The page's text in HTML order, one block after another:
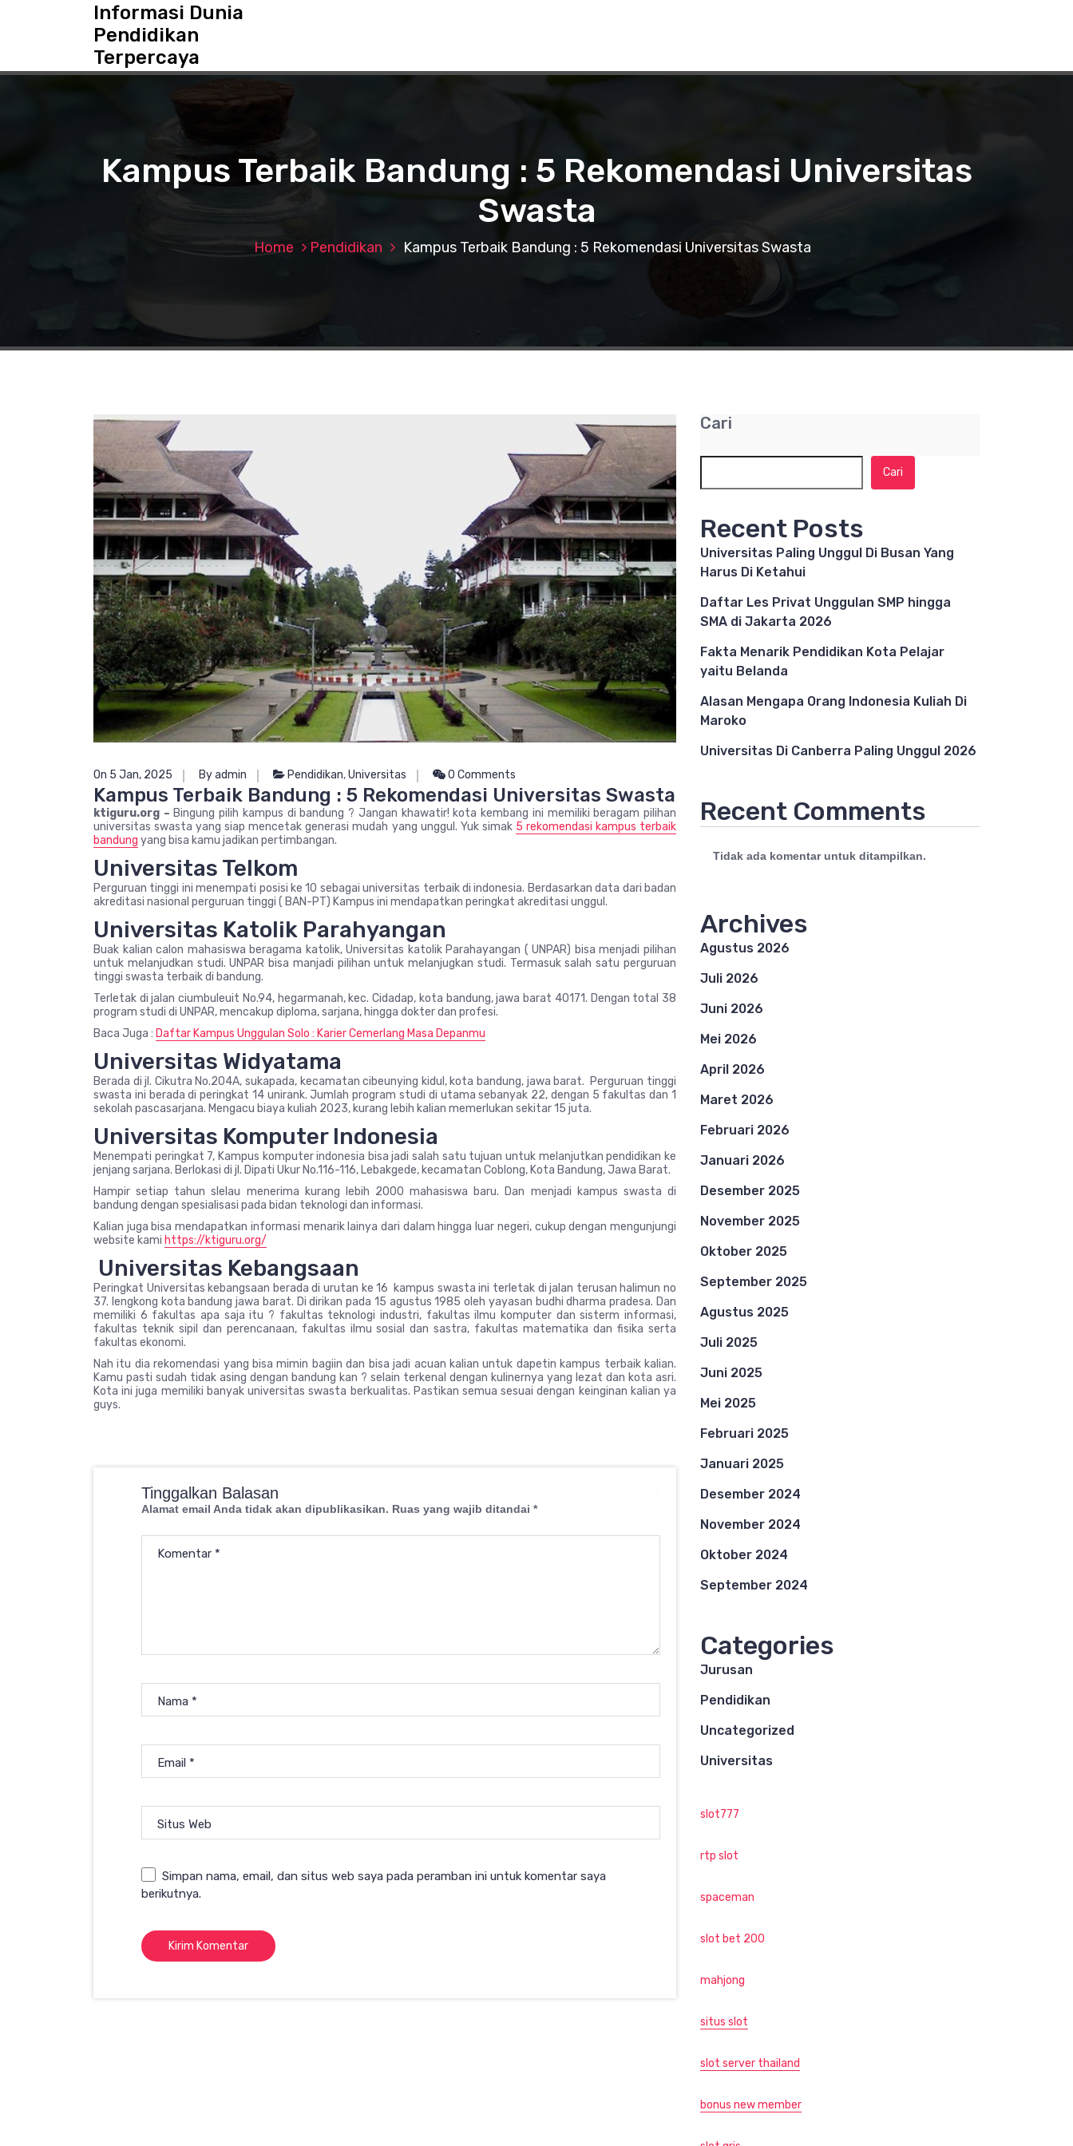
t
Informasi Dunia
Pendidikan
Terpercaya
Kampus Terbaik Bandung : 5 Rekomendasi Universitas
Swasta
Home Pendidikan Kampus Terbaik Bandung : 5 Rekomendasi Universitas Swasta
On 5 Jan, 2025 By admin Pendidikan,Universitas 0 Comments
Kampus Terbaik Bandung : 5 Rekomendasi Universitas Swasta
ktiguru.org – Bingung pilih kampus di bandung ? Jangan khawatir! kota kembang ini memiliki beragam pilihan
universitas swasta yang siap mencetak generasi mudah yang unggul. Yuk simak 5 rekomendasi kampus terbaik
bandung yang bisa kamu jadikan pertimbangan.
Universitas Telkom
Perguruan tinggi ini menempati posisi ke 10 sebagai universitas terbaik di indonesia. Berdasarkan data dari badan
akreditasi nasional perguruan tinggi ( BAN-PT) Kampus ini mendapatkan peringkat akreditasi unggul.
Universitas Katolik Parahyangan
Buak kalian calon mahasiswa beragama katolik, Universitas katolik Parahayangan ( UNPAR) bisa menjadi pilihan
untuk melanjudkan studi. UNPAR bisa manjadi pilihan untuk melanjugkan studi. Termasuk salah satu perguruan
tinggi swasta terbaik di bandung.
Terletak di jalan ciumbuleuit No.94, hegarmanah, kec. Cidadap, kota bandung, jawa barat 40171. Dengan total 38
program studi di UNPAR, mencakup diploma, sarjana, hingga dokter dan profesi.
Baca Juga : Daftar Kampus Unggulan Solo : Karier Cemerlang Masa Depanmu
Universitas Widyatama
Berada di jl. Cikutra No.204A, sukapada, kecamatan cibeunying kidul, kota bandung, jawa barat. Perguruan tinggi
swasta ini berada di peringkat 14 unirank. Jumlah program studi di utama sebanyak 22, dengan 5 fakultas dan 1
sekolah pascasarjana. Mengacu biaya kuliah 2023, kurang lebih kalian memerlukan sekitar 15 juta.
Universitas Komputer Indonesia
Menempati peringkat 7, Kampus komputer indonesia bisa jadi salah satu tujuan untuk melanjutkan pendidikan ke
jenjang sarjana. Berlokasi di jl. Dipati Ukur No.116-116, Lebakgede, kecamatan Coblong, Kota Bandung, Jawa Barat.
Hampir setiap tahun slelau menerima kurang lebih 2000 mahasiswa baru. Dan menjadi kampus swasta di
bandung dengan spesialisasi pada bidan teknologi dan informasi.
Kalian juga bisa mendapatkan informasi menarik lainya dari dalam hingga luar negeri, cukup dengan mengunjungi
website kami https://ktiguru.org/
Universitas Kebangsaan
Peringkat Universitas kebangsaan berada di urutan ke 16 kampus swasta ini terletak di jalan terusan halimun no
37. lengkong kota bandung jawa barat. Di dirikan pada 15 agustus 1985 oleh yayasan budhi dharma pradesa. Dan
memiliki 6 fakultas apa saja itu ? fakultas teknologi industri, fakultas ilmu komputer dan sisterm informasi,
fakultas teknik sipil dan perencanaan, fakultas ilmu sosial dan sastra, fakultas matematika dan fisika serta
fakultas ekonomi.
Nah itu dia rekomendasi yang bisa mimin bagiin dan bisa jadi acuan kalian untuk dapetin kampus terbaik kalian.
Kamu pasti sudah tidak asing dengan bandung kan ? selain terkenal dengan kulinernya yang lezat dan kota asri.
Kota ini juga memiliki banyak universitas swasta berkualitas. Pastikan semua sesuai dengan keinginan kalian ya
guys.
Tinggalkan Balasan
Alamat email Anda tidak akan dipublikasikan. Ruas yang wajib ditandai *
Komentar *
Nama *
Email *
Situs Web
Simpan nama, email, dan situs web saya pada peramban ini untuk komentar saya
berikutnya.
Cari
Cari
Recent Posts
Universitas Paling Unggul Di Busan Yang
Harus Di Ketahui
Daftar Les Privat Unggulan SMP hingga
SMA di Jakarta 2026
Fakta Menarik Pendidikan Kota Pelajar
yaitu Belanda
Alasan Mengapa Orang Indonesia Kuliah Di
Maroko
Universitas Di Canberra Paling Unggul 2026
Recent Comments
Tidak ada komentar untuk ditampilkan.
Archives
Agustus 2026
Juli 2026
Juni 2026
Mei 2026
April 2026
Maret 2026
Februari 2026
Januari 2026
Desember 2025
November 2025
Oktober 2025
September 2025
Agustus 2025
Juli 2025
Juni 2025
Mei 2025
Februari 2025
Januari 2025
Desember 2024
November 2024
Oktober 2024
September 2024
Categories
Jurusan
Pendidikan
Uncategorized
Universitas
slot777
rtp slot
spaceman
slot bet 200
mahjong
situs slot
slot server thailand
bonus new member